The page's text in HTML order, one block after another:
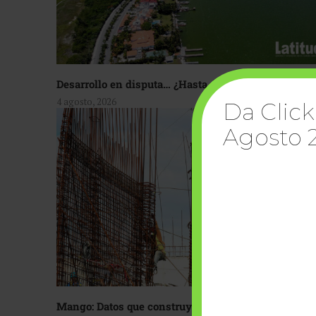
Desarrollo en disputa… ¿Hasta dónde crecer?
4 agosto, 2026
Mango: Datos que construyen confianza
Da
Agosto